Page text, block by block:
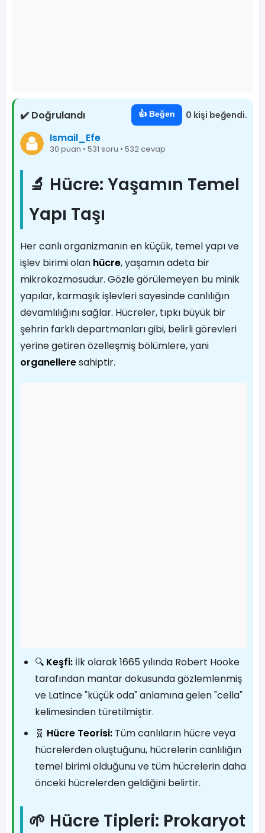
✔️ Doğrulandı 👍 Beğen 0 kişi beğendi.
Ismail_Efe
30 puan • 531 soru • 532 cevap
🔬 Hücre: Yaşamın Temel
Yapı Taşı
Her canlı organizmanın en küçük, temel yapı ve
işlev birimi olan hücre, yaşamın adeta bir
mikrokozmosudur. Gözle görülemeyen bu minik
yapılar, karmaşık işlevleri sayesinde canlılığın
devamlılığını sağlar. Hücreler, tıpkı büyük bir
şehrin farklı departmanları gibi, belirli görevleri
yerine getiren özelleşmiş bölümlere, yani
organelleresahiptir.
🔍 Keşfi: İlk olarak 1665 yılında Robert Hooke
tarafından mantar dokusunda gözlemlenmiş
ve Latince "küçük oda" anlamına gelen "cella"
kelimesinden türetilmiştir.
🧬 Hücre Teorisi: Tüm canlıların hücre veya
hücrelerden oluştuğunu, hücrelerin canlılığın
temel birimi olduğunu ve tüm hücrelerin daha
önceki hücrelerden geldiğini belirtir.
🌱 Hücre Tipleri: Prokaryot